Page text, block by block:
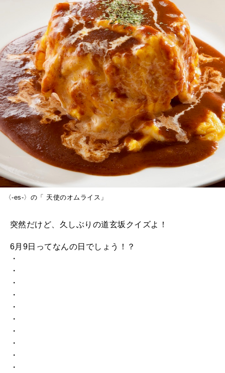
〈-es-〉の「 天使のオムライス」
突然だけど、久しぶりの道玄坂クイズよ！
6月9日ってなんの日でしょう！？
・
・
・
・
・
・
・
・
・
・